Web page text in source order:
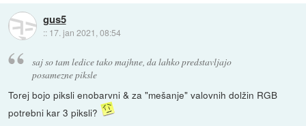
gus5
:: 17. jan 2021, 08:54
saj so tam ledice tako majhne, da lahko predstavljajo
posamezne piksle
Torej bojo piksli enobarvni & za "mešanje" valovnih dolžin RGB
potrebni kar 3 piksli?